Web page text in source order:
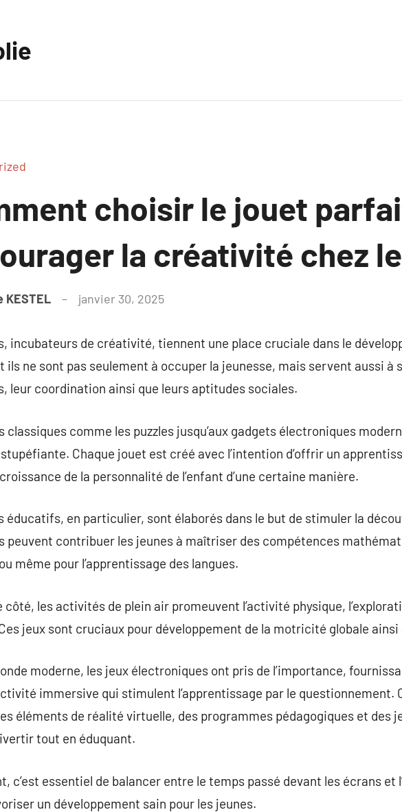
choisir le jouet
la créativité chez
KESTEL janvier 30, 2025
incubateurs de créativité, tiennent une place cruciale dans le
ils ne sont pas seulement à occuper la jeunesse, mais servent aussi
leur coordination ainsi que leurs aptitudes sociales.
classiques comme les puzzles jusqu’aux gadgets électroniques
Chaque jouet est créé avec l’intention d’offrir un
de la personnalité de l’enfant d’une certaine manière.
éducatifs, en particulier, sont élaborés dans le but de stimuler la
peuvent contribuer les jeunes à maîtriser des compétences
même pour l’apprentissage des langues.
côté, les activités de plein air promeuvent l’activité physique,
jeux sont cruciaux pour développement de la motricité globale ainsi
moderne, les jeux électroniques ont pris de l’importance,
immersive qui stimulent l’apprentissage par le questionnement.
éléments de réalité virtuelle, des programmes pédagogiques et des
tout en éduquant.
c’est essentiel de balancer entre le temps passé devant les écrans et
un développement sain pour les jeunes.